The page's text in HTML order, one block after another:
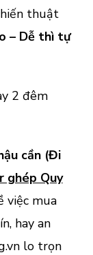
thuật
– Dễ thì tự
2 đêm
cần (Đi
ghép Quy
việc mua
hay an
lo trọn